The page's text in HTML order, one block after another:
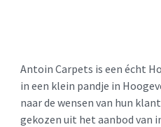
Antoin Carpets is een écht
in een klein pandje in
naar de wensen van hun
gekozen uit het aanbod van